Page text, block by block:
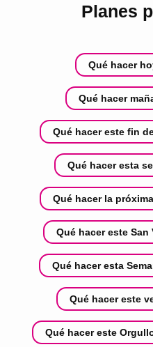
Planes
Qué hacer
Qué hacer
Qué hacer este fin
Qué hacer esta
Qué hacer la
Qué hacer este
Qué hacer esta
Qué hacer este
Qué hacer este